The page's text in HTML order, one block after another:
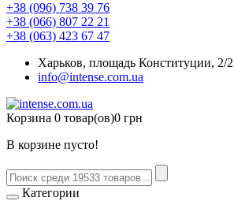
+38 (096) 738 39 76
+38 (066) 807 22 21
+38 (063) 423 67 47
Харьков, площадь Конституции, 2/2
info@intense.com.ua
Корзина 0 товар(ов)0 грн
В корзине пусто!
Категории